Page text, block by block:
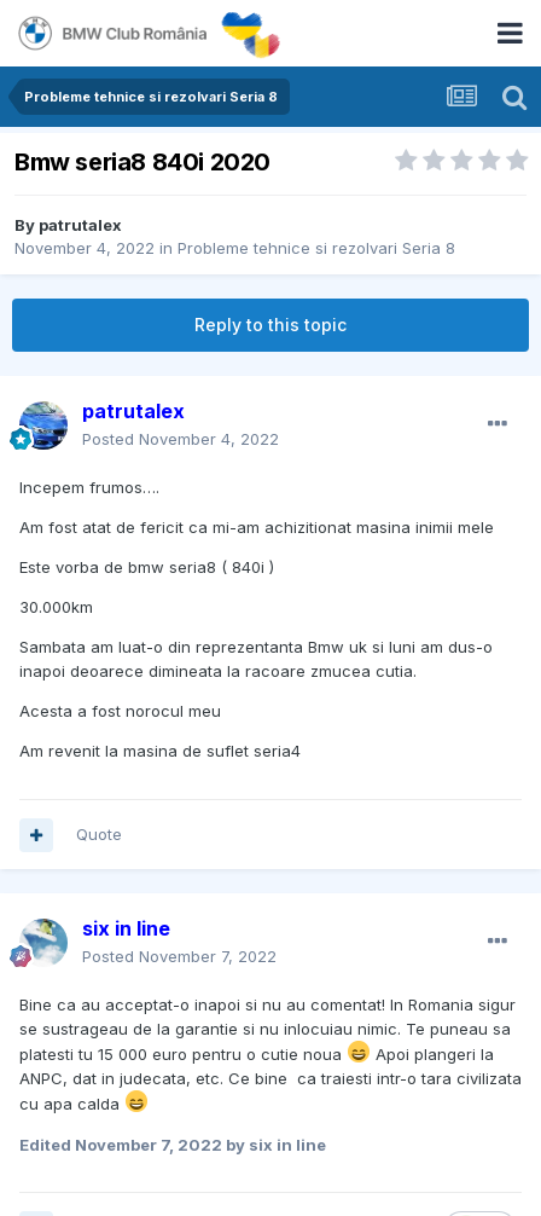
Probleme tehnice si rezolvari Seria 8
Bmw seria8 840i 2020
By patrutalex
November 4, 2022 in Probleme tehnice si rezolvari Seria 8
Reply to this topic
patrutalex
Posted November 4, 2022
Incepem frumos….
Am fost atat de fericit ca mi-am achizitionat masina inimii mele
Este vorba de bmw seria8 ( 840i )
30.000km
Sambata am luat-o din reprezentanta Bmw uk si luni am dus-o
inapoi deoarece dimineata la racoare zmucea cutia.
Acesta a fost norocul meu
Am revenit la masina de suflet seria4
Quote
six in line
Posted November 7, 2022
Bine ca au acceptat-o inapoi si nu au comentat! In Romania sigur
se sustrageau de la garantie si nu inlocuiau nimic. Te puneau sa
platesti tu 15 000 euro pentru o cutie noua
Apoi plangeri la
ANPC, dat in judecata, etc. Ce bine ca traiesti intr-o tara civilizata
cu apa calda
Edited November 7, 2022 by six in line